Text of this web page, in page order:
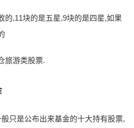
的,11块的是五星,9块的是四星,如果
旅游类股票.
只是公布出来基金的十大持有股票,